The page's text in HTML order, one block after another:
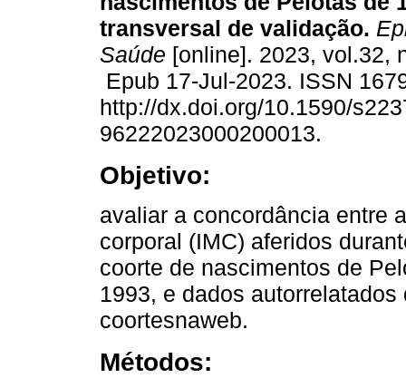
transversal de validação.
Saúde [online]. 2023, vol.32,
Epub 17-Jul-2023. ISSN
http://dx.doi.org/10.1590/
96222023000200013.
Objetivo:
avaliar a concordância entre
corporal (IMC) aferidos
coorte de nascimentos de
1993, e dados
coortesnaweb.
Métodos: